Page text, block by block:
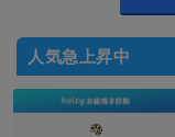
人気急上昇中